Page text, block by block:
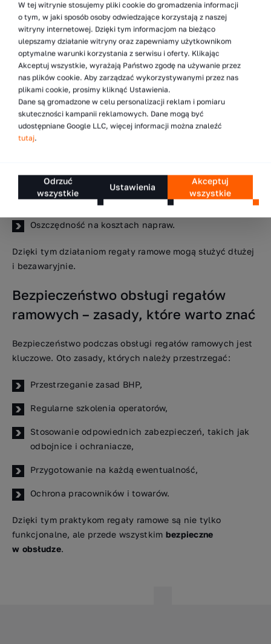
Konserwacja regałów ramowych –
klucz do ich długowieczności
Regularnakonserwacja regałówramowych jest
niezbędna dla ich bezpieczeństwa i funkcjonalności.
Obejmuje to:
Regularne kontrole techniczne,
Wczesne wykrywanie potencjalnych problemów,
Minimalizowanie ryzyka awarii,
Oszczędność na kosztach napraw.
Dzięki tym działaniom regały ramowe mogą służyć dłużej
i bezawaryjnie.
Bezpieczeństwo obsługi regałów
ramowych – zasady, które warto znać
Bezpieczeństwo podczas obsługi regałów ramowych jest
kluczowe. Oto zasady, których należy przestrzegać:
Przestrzeganie zasad BHP,
Regularne szkolenia operatorów,
Stosowanie odpowiednich zabezpieczeń, takich jak
odbojnice i ochraniacze,
Przygotowanie na każdą ewentualność,
Ochrona pracowników i towarów.
Dzięki tym praktykom regały ramowe są nie tylko
funkcjonalne, ale przede wszystkim bezpieczne
w obsłudze.
W tej witrynie stosujemy pliki cookie do gromadzenia informacji
o tym, w jaki sposób osoby odwiedzające korzystają z naszej
witryny internetowej. Dzięki tym informacjom na bieżąco
ulepszamy działanie witryny oraz zapewniamy użytkownikom
optymalne warunki korzystania z serwisu i oferty. Klikając
Akceptuj wszystkie, wyrażają Państwo zgodę na używanie przez
nas plików cookie. Aby zarządzać wykorzystywanymi przez nas
plikami cookie, prosimy kliknąć Ustawienia.
Dane są gromadzone w celu personalizacji reklam i pomiaru
skuteczności kampanii reklamowych. Dane mogą być
udostępniane Google LLC, więcej informacji można znaleźć
tutaj.
Odrzuć
wszystkie
Ustawienia
Akceptuj
wszystkie